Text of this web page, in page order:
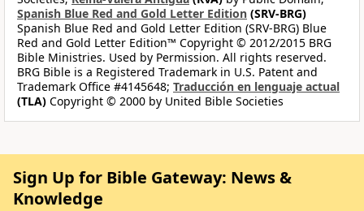
Spanish Blue Red and Gold Letter Edition (SRV-BRG)
Spanish Blue Red and Gold Letter Edition (SRV-BRG) Blue
Red and Gold Letter Edition™ Copyright © 2012/2015 BRG
Bible Ministries. Used by Permission. All rights reserved.
BRG Bible is a Registered Trademark in U.S. Patent and
Trademark Office #4145648; Traducción en lenguaje actual
(TLA) Copyright © 2000 by United Bible Societies
Sign Up for Bible Gateway: News &
Knowledge